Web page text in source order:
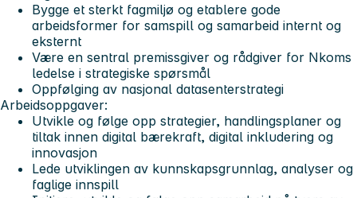
Bygge et sterkt fagmiljø og etablere gode
arbeidsformer for samspill og samarbeid internt og
eksternt
Være en sentral premissgiver og rådgiver for Nkoms
ledelse i strategiske spørsmål
Oppfølging av nasjonal datasenterstrategi
Arbeidsoppgaver:
Utvikle og følge opp strategier, handlingsplaner og
tiltak innen digital bærekraft, digital inkludering og
innovasjon
Lede utviklingen av kunnskapsgrunnlag, analyser og
faglige innspill